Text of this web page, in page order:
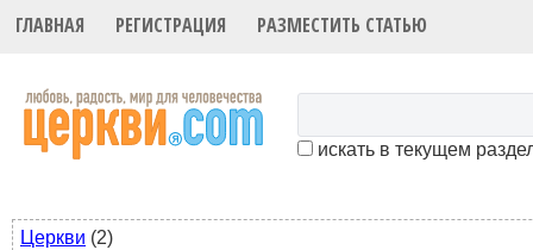
ГЛАВНАЯ РЕГИСТРАЦИЯ РАЗМЕСТИТЬ СТАТЬЮ
искать в текущем
Церкви (2)